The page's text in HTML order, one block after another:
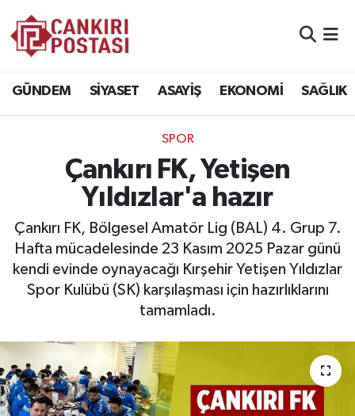
GÜNDEM SİYASET ASAYİŞ EKONOMİ SAĞLIK
SPOR
Çankırı FK, Yetişen
Yıldızlar'a hazır
Çankırı FK, Bölgesel Amatör Lig (BAL) 4. Grup 7.
Hafta mücadelesinde 23 Kasım 2025 Pazar günü
kendi evinde oynayacağı Kırşehir Yetişen Yıldızlar
Spor Kulübü (SK) karşılaşması için hazırlıklarını
tamamladı.
EKONOMİ
SAĞLIK
SPOR
YAŞAM
ÇEVRE
Trafik Durumu
Süper Lig Puan Durumu ve Fikstür
Tüm Manşetler
Son Dakika Haberleri
Haber Arşivi